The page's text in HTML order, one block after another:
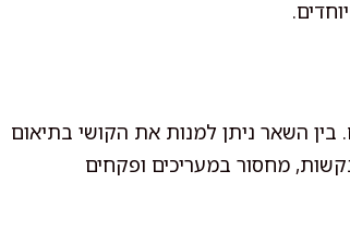
השאר ניתן למנות את הקושי בתיאום
מחסור במעריכים ופקחים